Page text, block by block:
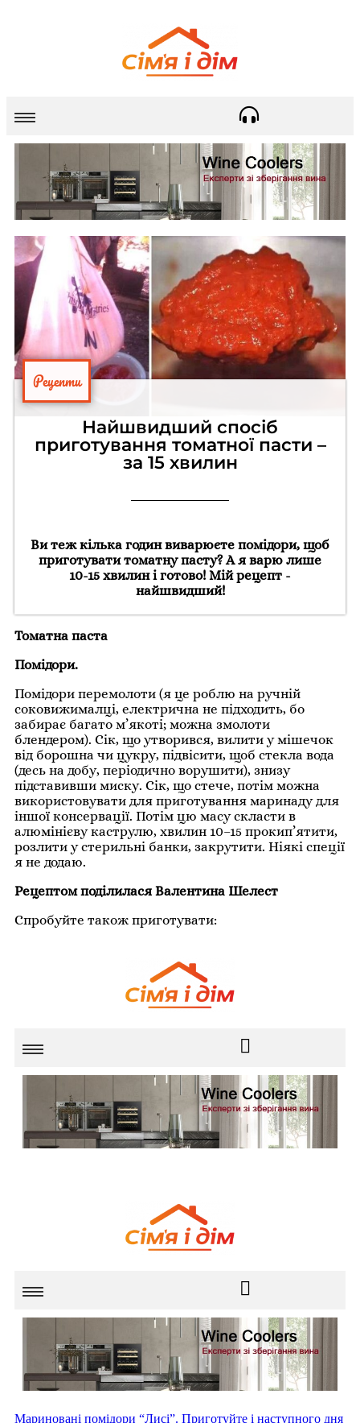
Рецепти
Найшвидший спосіб
приготування томатної пасти –
за 15 хвилин
Ви теж кілька годин виварюєте помідори, щоб
приготувати томатну пасту? А я варю лише
10-15 хвилин і готово! Мій рецепт -
найшвидший!
Томатна паста
Помідори.
Помідори перемолоти (я це роблю на ручній
соковижималці, електрична не підходить, бо
забирає багато м’якоті; можна змолоти
блендером). Сік, що утворився, вилити у мішечок
від борошна чи цукру, підвісити, щоб стекла вода
(десь на добу, періодично ворушити), знизу
підставивши миску. Сік, що стече, потім можна
використовувати для приготування маринаду для
іншої консервації. Потім цю масу скласти в
алюмінієву каструлю, хвилин 10–15 прокип’ятити,
розлити у стерильні банки, закрутити. Ніякі спеції
я не додаю.
Рецептом поділилася Валентина Шелест
Спробуйте також приготувати: